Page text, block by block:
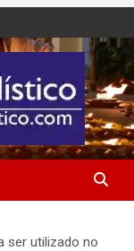
holísticas, cursos,
ser utilizado no